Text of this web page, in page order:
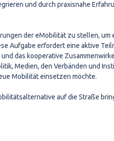
und durch praxisnahe
der eMobilität zu stellen, um
Aufgabe erfordert eine aktive
das kooperative
Medien, den Verbänden und
Mobilität einsetzen möchte.
auf die Straße